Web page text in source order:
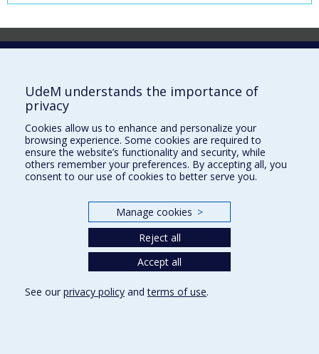
Laboratoire d'innovation
Vice-rectorat aux affaires étudiantes et aux études
Inven_T
Consortium Santé Numérique
UdeM understands the importance of
privacy
Cookies allow us to enhance and personalize your
browsing experience. Some cookies are required to
ensure the website’s functionality and security, while
others remember your preferences. By accepting all, you
consent to our use of cookies to better serve you.
Manage cookies >
Reject all
Accept all
See our privacy policy andterms of use.